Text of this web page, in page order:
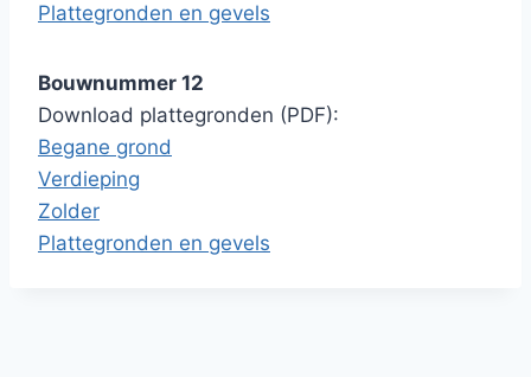
Plattegronden en gevels
Bouwnummer 12
Download plattegronden (PDF):
Begane grond
Verdieping
Zolder
Plattegronden en gevels